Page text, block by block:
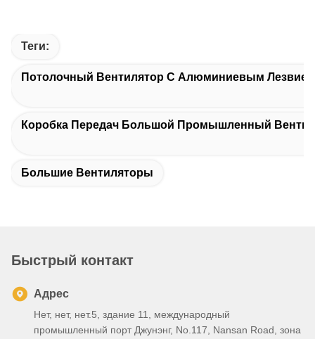
Теги:
Потолочный Вентилятор С Алюминиевым
Коробка Передач Большой Промышленный
Большие Вентиляторы
Быстрый контакт
Адрес
Нет, нет, нет.5, здание 11, международный
промышленный порт Джунэнг, No.117, Nansan Road, зона